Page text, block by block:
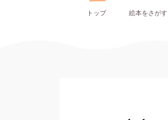
トップ 絵本をさがす